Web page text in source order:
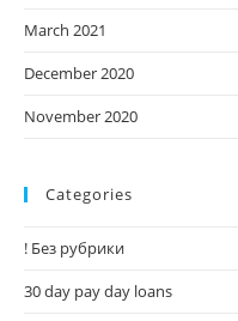
March 2021
December 2020
November 2020
Categories
! Без рубрики
30 day pay day loans